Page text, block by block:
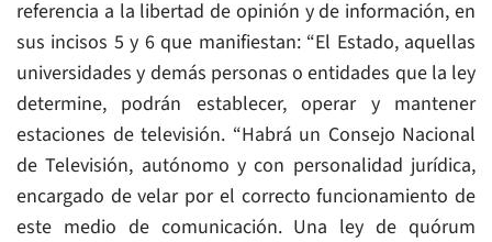
referencia a la libertad de opinión y de información, en
sus incisos 5 y 6 que manifiestan: “El Estado, aquellas
universidades y demás personas o entidades que la ley
determine, podrán establecer, operar y mantener
estaciones de televisión. “Habrá un Consejo Nacional
de Televisión, autónomo y con personalidad jurídica,
encargado de velar por el correcto funcionamiento de
este medio de comunicación. Una ley de quórum